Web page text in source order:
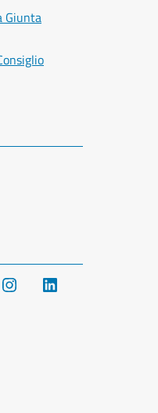
Giunta
Instagram